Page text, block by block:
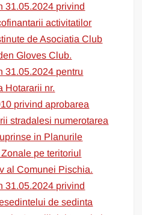
31.05.2024 privind
activitatilor
de Asociatia Club
Gloves Club.
31.05.2024 pentru
Hotararii nr.
privind aprobarea
stradalesi numerotarea
in Planurile
pe teritoriul
al Comunei Pischia.
31.05.2024 privind
de sedinta